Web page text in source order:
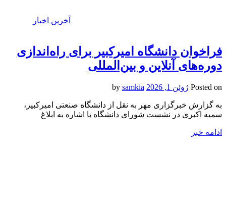
آخرین اخبار
فراخوان دانشگاه امیرکبیر برای راه‌اندازی
دوره‌های آنلاین و بین‌المللی
Posted on ژوئن 1, 2026 samkia
به گزارش خبرگزاری مهر به نقل از دانشگاه صنعتی امیرکبیر،
سمیه اکبری در نشست شورای دانشگاه با اشاره به ابلاغ
ادامه خبر